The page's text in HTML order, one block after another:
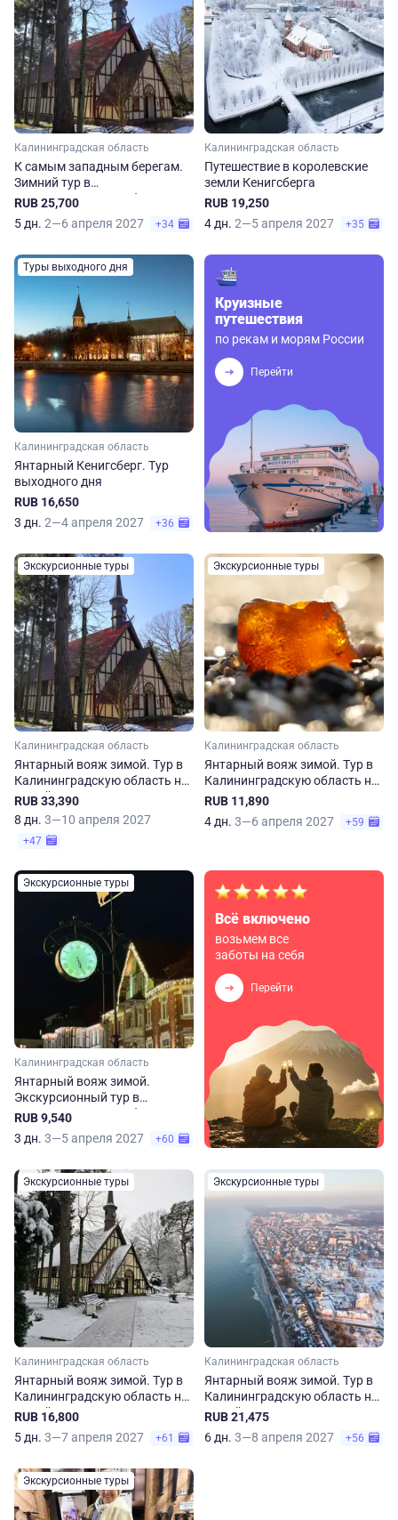
Калининградская область
К самым западным берегам.
Зимний тур в
Калининградскую область
RUB 25,700
5 дн. 2—6 апреля 2027 +34
Калининградская область
Путешествие в королевские
земли Кенигсберга
RUB 19,250
4 дн. 2—5 апреля 2027 +35
Туры выходного дня
Калининградская область
Янтарный Кенигсберг. Тур
выходного дня
RUB 16,650
3 дн. 2—4 апреля 2027 +36
Круизные
путешествия
по рекам и морям России
Перейти
Экскурсионные туры
Калининградская область
Янтарный вояж зимой. Тур в
Калининградскую область на
8 дней
RUB 33,390
8 дн. 3—10 апреля 2027
+47
Экскурсионные туры
Калининградская область
Янтарный вояж зимой. Тур в
Калининградскую область на
4 дня
RUB 11,890
4 дн. 3—6 апреля 2027 +59
Экскурсионные туры
Калининградская область
Янтарный вояж зимой.
Экскурсионный тур в
Калининградскую область на
RUB 9,540
3 дн. 3—5 апреля 2027 +60
Всё включено
возьмем все
заботы на себя
Перейти
Экскурсионные туры
Калининградская область
Янтарный вояж зимой. Тур в
Калининградскую область на
5 дней
RUB 16,800
5 дн. 3—7 апреля 2027 +61
Экскурсионные туры
Калининградская область
Янтарный вояж зимой. Тур в
Калининградскую область на
6 дней
RUB 21,475
6 дн. 3—8 апреля 2027 +56
Экскурсионные туры